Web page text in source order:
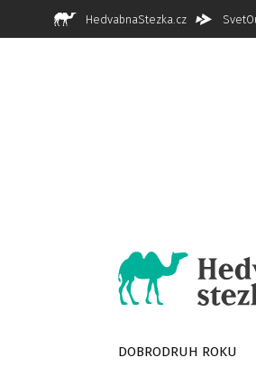
HedvabnaStezka.cz
DOBRODRUH ROKU